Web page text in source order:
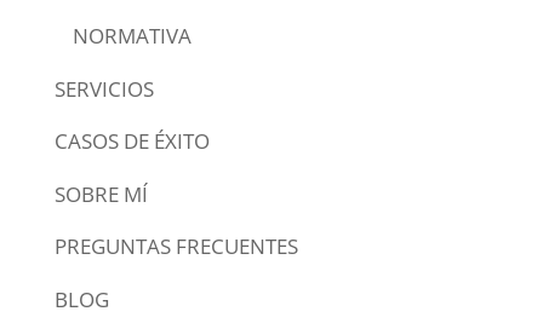
NORMATIVA
SERVICIOS
CASOS DE ÉXITO
SOBRE MÍ
PREGUNTAS FRECUENTES
BLOG